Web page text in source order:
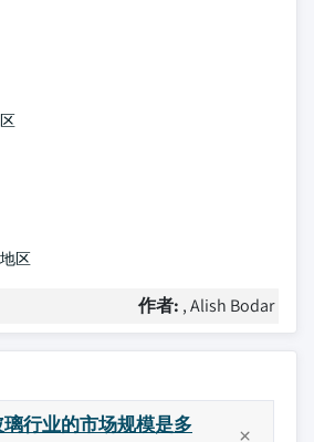
区
作者: , Alish Bodar
行业的市场规模是多